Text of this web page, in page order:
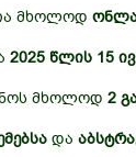
მხოლოდ
2025 წლის 15
მხოლოდ 2
და